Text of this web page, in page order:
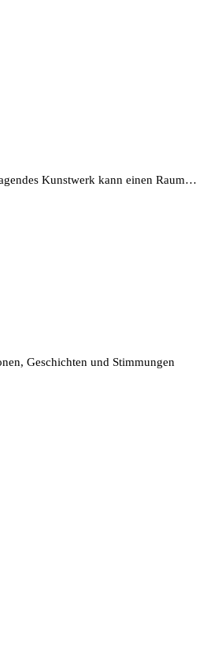
Kunstwerk kann einen Raum…
Geschichten und Stimmungen